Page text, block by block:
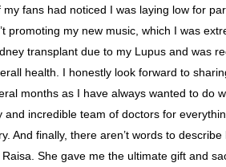
my fans had noticed I was laying low for
promoting my new music, which I was
transplant due to my Lupus and was
health. I honestly look forward to
months as I have always wanted to do
and incredible team of doctors for
And finally, there aren’t words to
She gave me the ultimate gift and